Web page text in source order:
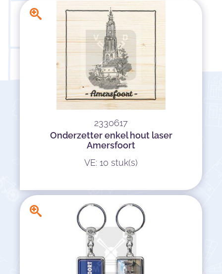
2330617
Onderzetter enkel hout laser
Amersfoort
VE: 10 stuk(s)